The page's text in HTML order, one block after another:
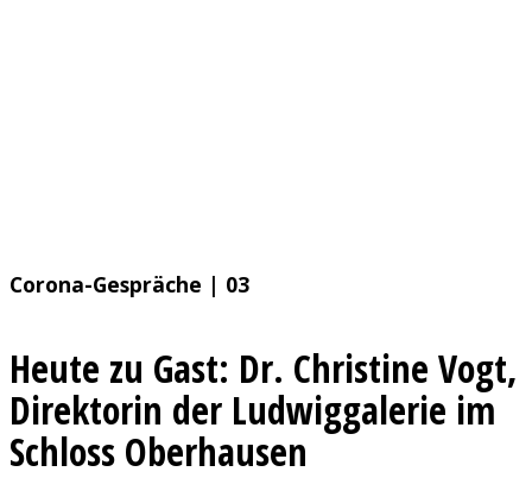
Corona-Gespräche | 03
Heute zu Gast: Dr. Christine Vogt,
Direktorin der Ludwiggalerie im
Schloss Oberhausen